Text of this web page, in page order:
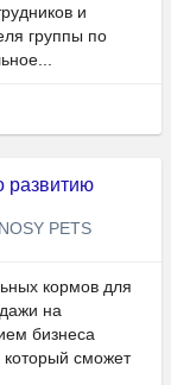
и
группы по
развитию
NOSY PETS
кормов для
на
бизнеса
который сможет